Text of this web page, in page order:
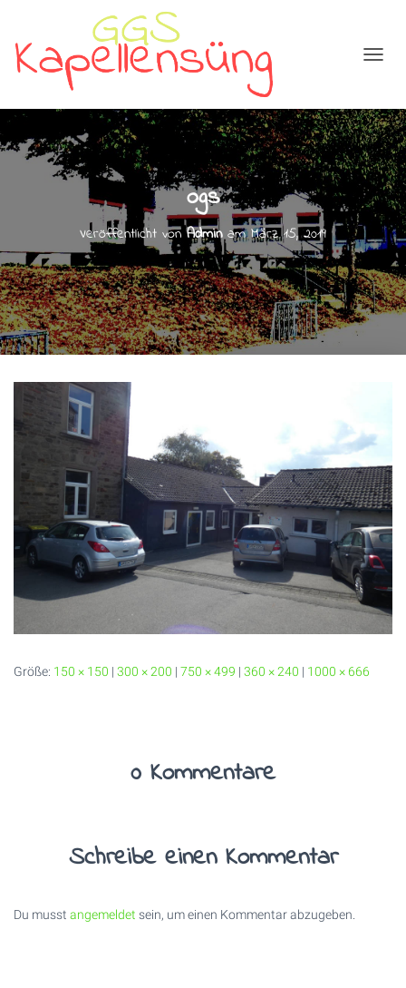
I
G
A
T
O
U
S
C
H
ogs
Veröffentlicht vonAdminamMärz 15, 2019
Größe: 150 × 150 | 300 × 200 | 750 × 499 | 360 × 240 | 1000 × 666
0 Kommentare
Schreibe einen Kommentar
Du musst angemeldet sein, um einen Kommentar abzugeben.